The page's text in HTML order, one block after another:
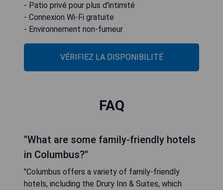
- Patio privé pour plus d'intimité
- Connexion Wi-Fi gratuite
- Environnement non-fumeur
VÉRIFIEZ LA DISPONIBILITÉ
FAQ
"What are some family-friendly hotels
in Columbus?"
"Columbus offers a variety of family-friendly
hotels, including the Drury Inn & Suites, which